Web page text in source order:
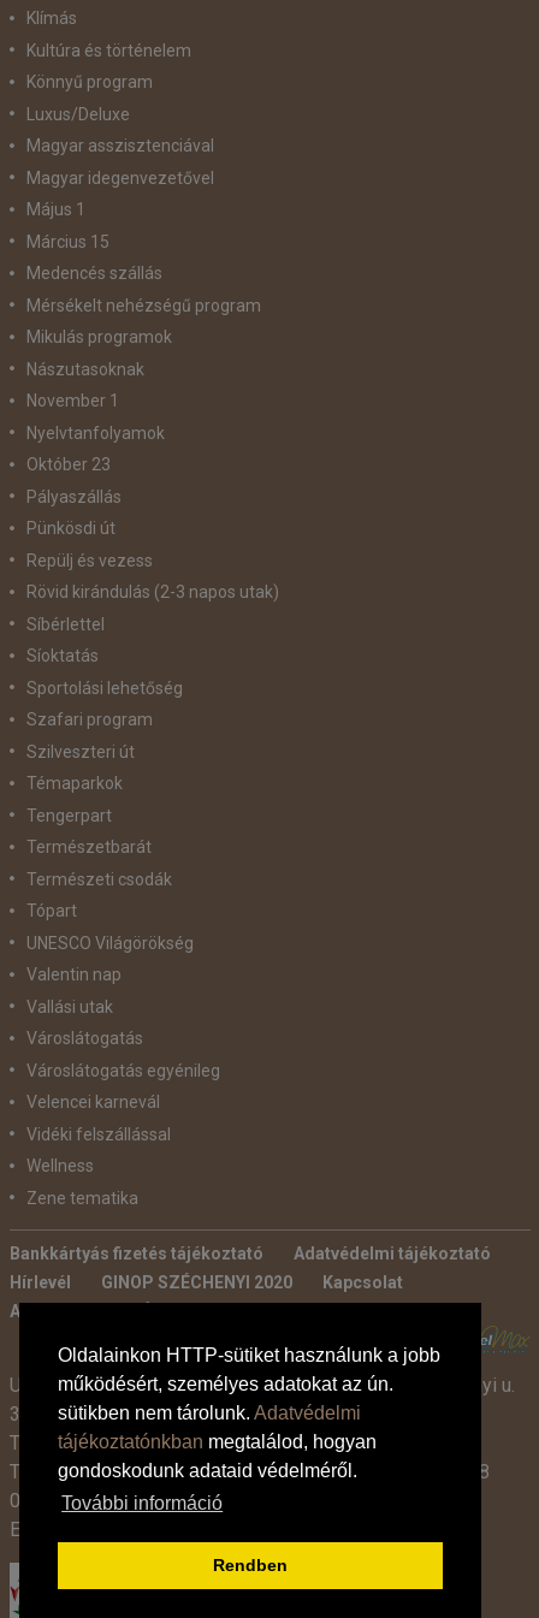
Oldalainkon HTTP-sütiket használunk a jobb
működésért, személyes adatokat az ún.
sütikben nem tárolunk. Adatvédelmi
tájékoztatónkban megtalálod, hogyan
gondoskodunk adataid védelméről.
További információ
Rendben
Klímás
Kultúra és történelem
Könnyű program
Luxus/Deluxe
Magyar asszisztenciával
Magyar idegenvezetővel
Május 1
Március 15
Medencés szállás
Mérsékelt nehézségű program
Mikulás programok
Nászutasoknak
November 1
Nyelvtanfolyamok
Október 23
Pályaszállás
Pünkösdi út
Repülj és vezess
Rövid kirándulás (2-3 napos utak)
Síbérlettel
Síoktatás
Sportolási lehetőség
Szafari program
Szilveszteri út
Témaparkok
Tengerpart
Természetbarát
Természeti csodák
Tópart
UNESCO Világörökség
Valentin nap
Vallási utak
Városlátogatás
Városlátogatás egyénileg
Velencei karnevál
Vidéki felszállással
Wellness
Zene tematika
Bankkártyás fizetés tájékoztató
Adatvédelmi tájékoztató
Hírlevél
GINOP SZÉCHENYI 2020
Kapcsolat
Ajánlatkérés
Utazási Iroda -TdM Travel Tours Kft. 2600 Vác, Széchenyi u.
3-7.
Tel:
+36 30 331 3359
Tel:
+36 27 319 381, 319 382 (09:00-17:00-ig),
+36 1 408
0134 (09:00-15:00-ig)
E-mail: